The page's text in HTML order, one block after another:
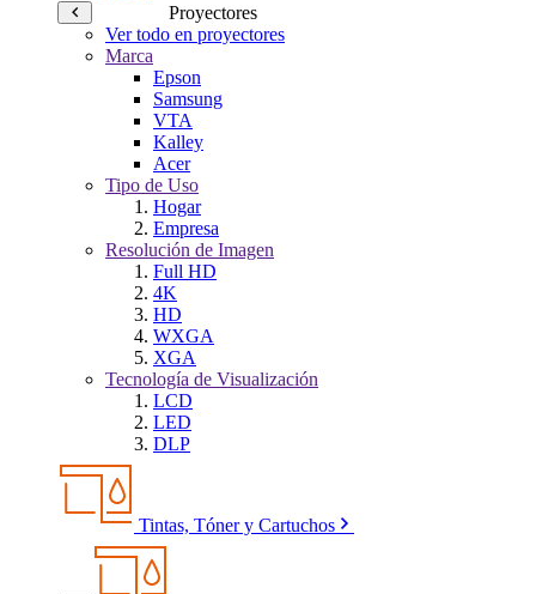
Proyectores
Ver todo en proyectores
Marca
Epson
Samsung
VTA
Kalley
Acer
Tipo de Uso
Hogar
Empresa
Resolución de Imagen
Full HD
4K
HD
WXGA
XGA
Tecnología de Visualización
LCD
LED
DLP
Tintas, Tóner y Cartuchos